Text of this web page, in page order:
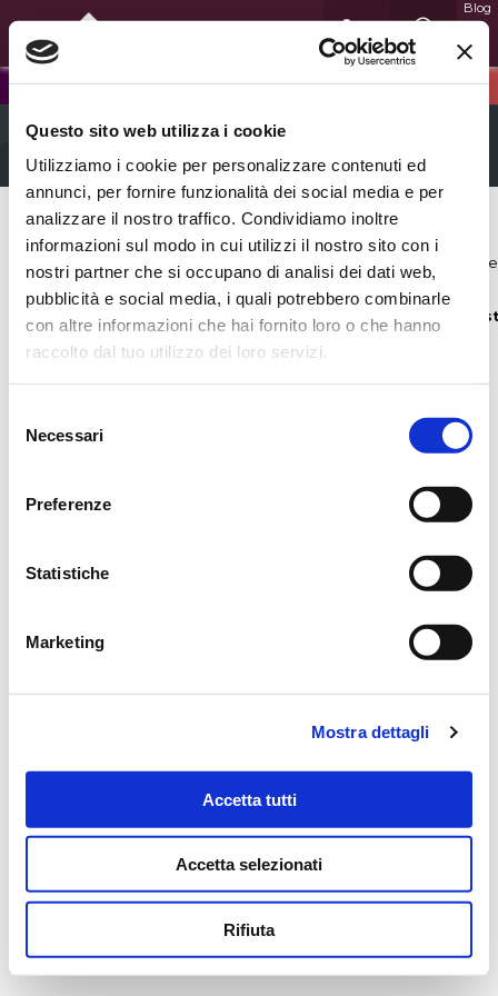
Questo sito web utilizza i cookie
Utilizziamo i cookie per personalizzare contenuti ed
annunci, per fornire funzionalità dei social media e per
analizzare il nostro traffico. Condividiamo inoltre
informazioni sul modo in cui utilizzi il nostro sito con i
nostri partner che si occupano di analisi dei dati web,
pubblicità e social media, i quali potrebbero combinarle
con altre informazioni che hai fornito loro o che hanno
raccolto dal tuo utilizzo dei loro servizi.
delNecessari
Preferenze
Statistiche
Marketing
Mostra dettagli
Accetta tutti
Accetta selezionati
Rifiuta
close
Spedizione gratuita a partire da € 199
Blog
Fatal error: Uncaught TypeError: count(): Argument #1 ($value)
must be of type Countable|array, null given in
/var/www/biasin.com/public/moduli/ListaDesideri/
Stack trace: #0 /var/www/biasin.com/public/listadesideri.php(27):
include() #1 {main} thrown in
/var/www/biasin.com/public/moduli/ListaDesideri/
on line11